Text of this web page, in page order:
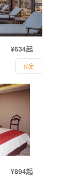
¥634起
预定
¥894起